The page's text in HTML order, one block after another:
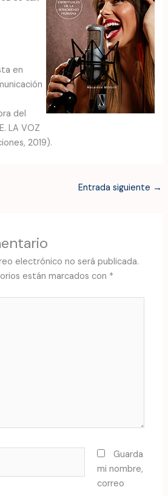
en
del
LA VOZ
2019).
Entrada siguiente →
electrónico no será publicada.
están marcados con *
Guarda
mi nombre,
correo